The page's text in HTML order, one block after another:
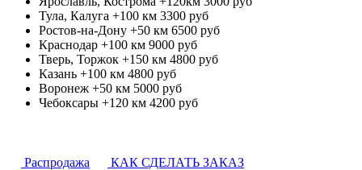
Тула, Калуга +100 км 3300 руб
Ростов-на-Дону +50 км 6500 руб
Краснодар +100 км 9000 руб
Тверь, Торжок +150 км 4800 руб
Казань +100 км 4800 руб
Воронеж +50 км 5000 руб
Чебоксары +120 км 4200 руб
Распродажа КАК СДЕЛАТЬ ЗАКАЗ